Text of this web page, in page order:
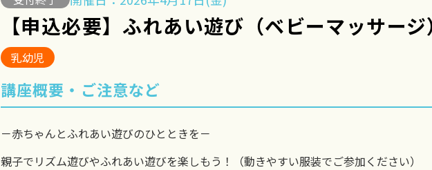
【申込必要】ふれあい遊び（ベビーマッサー
乳幼児
講座概要・ご注意など
－赤ちゃんとふれあい遊びのひとときを－
親子でリズム遊びやふれあい遊びを楽しもう！（動きやすい服装でご参加ください）